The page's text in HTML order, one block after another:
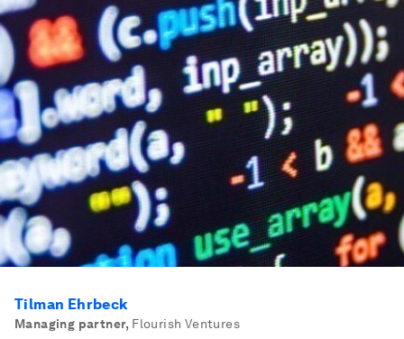
Tilman Ehrbeck
Managing partner, Flourish Ventures